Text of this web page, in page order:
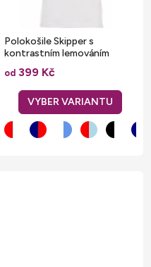
Polokošile Skipper s
kontrastním lemováním
od 399 Kč